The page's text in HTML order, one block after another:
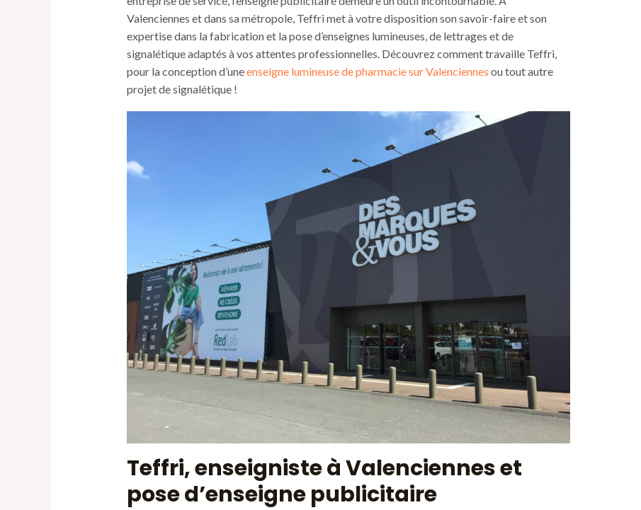
Valenciennes et dans sa métropole, Teffri met à votre disposition son savoir-faire et son
expertise dans la fabrication et la pose d’enseignes lumineuses, de lettrages et de
signalétique adaptés à vos attentes professionnelles. Découvrez comment travaille Teffri,
pour la conception d’uneenseigne lumineuse de pharmacie sur Valenciennes ou tout autre
projet de signalétique !
Teffri, enseigniste à Valenciennes et
pose d’enseigne publicitaire